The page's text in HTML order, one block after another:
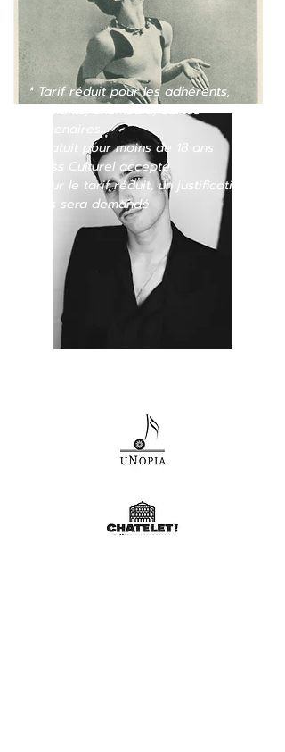
* Tarif réduit pour les adhérents,
étudiants, chômeurs, cartes
partenaires
Gratuit pour moins de 18 ans
Pass Culturel accepté
Pour le tarif réduit, un justificatif
vous sera demandé